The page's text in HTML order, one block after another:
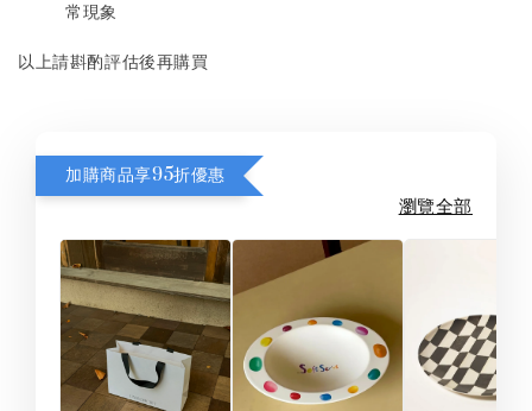
常現象
以上請斟酌評估後再購買
加購商品享95折優惠
瀏覽全部